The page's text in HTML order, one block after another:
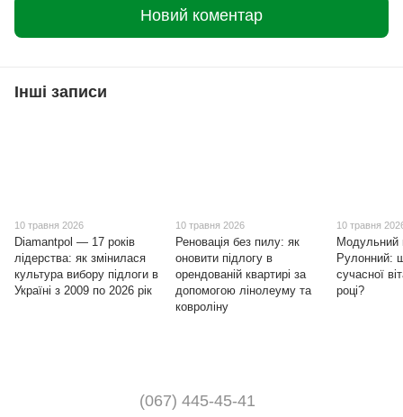
Новий коментар
Інші записи
10 травня 2026
Diamantpol — 17 років
лідерства: як змінилася
культура вибору підлоги в
Україні з 2009 по 2026 рік
10 травня 2026
Реновація без пилу: як
оновити підлогу в
орендованій квартирі за
допомогою лінолеуму та
ковроліну
10 травня
Модульний
Рулонний:
сучасної
році?
(067) 445-45-41